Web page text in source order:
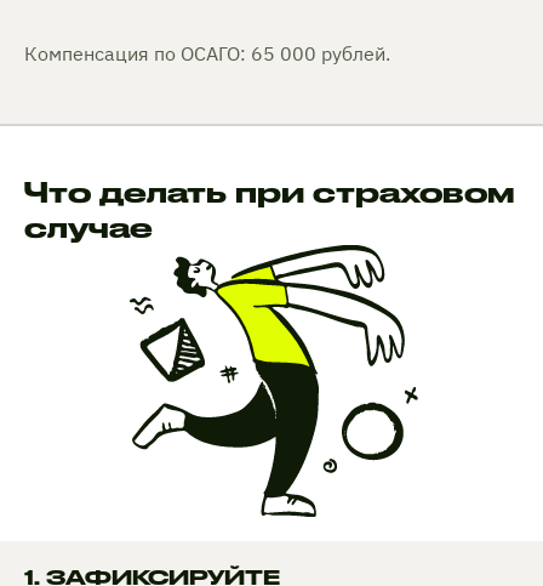
Компенсация по ОСАГО: 65 000 рублей.
Что делать при страховом
случае
1. ЗАФИКСИРУЙТЕ